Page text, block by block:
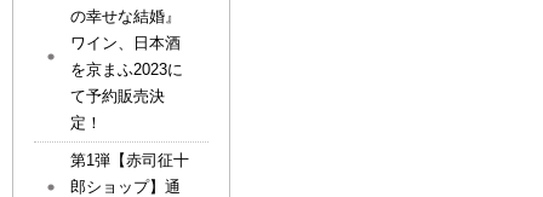
の幸せな結婚』
ワイン、日本酒
を京まふ2023に
て予約販売決
定！
第1弾【赤司征十
郎ショップ】通